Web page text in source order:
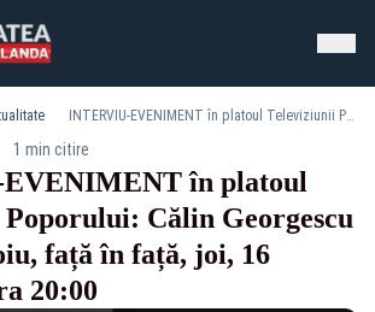
INTERVIU-EVENIMENT în platoul Televiziunii Poporului: Călin Georgescu și Ion Cristoiu, față în față, joi, 16 aprilie, la ora 20:00
1 min citire
în platoul
Călin Georgescu
față în față, joi, 16
20:00